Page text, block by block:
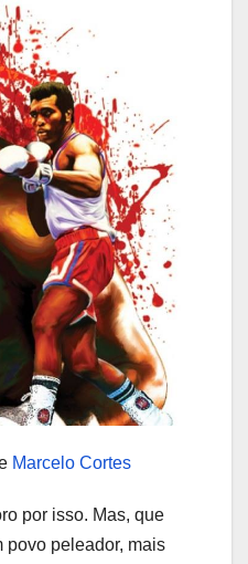
Marcelo Cortes
por isso. Mas, que
povo peleador, mais